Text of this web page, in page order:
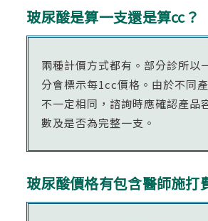
玻尿酸是算一支還是算cc？
兩種計價方式都有。部分診所以
分會標示每1cc價格。由於不同
不一定相同，諮詢時應確認產品
數及是否為完整一支。
玻尿酸價格有包含醫師施打